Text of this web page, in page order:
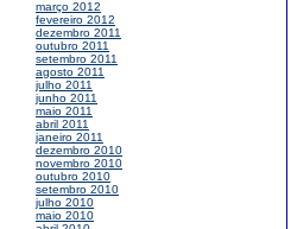
março 2012
fevereiro 2012
dezembro 2011
outubro 2011
setembro 2011
agosto 2011
julho 2011
junho 2011
maio 2011
abril 2011
janeiro 2011
dezembro 2010
novembro 2010
outubro 2010
setembro 2010
julho 2010
maio 2010